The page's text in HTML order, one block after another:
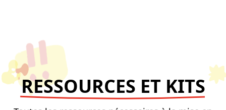
RESSOURCES ET KITS